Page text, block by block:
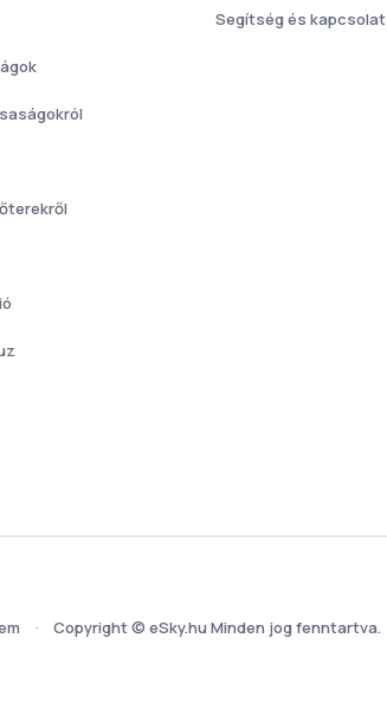
Segítség és kapcsolat
Copyright © eSky.hu Minden jog fenntartva.